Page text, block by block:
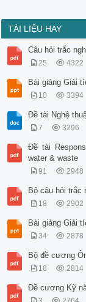
TÀI LIỆU HAY
Câu hỏi trắc
25 4322
Bài giảng Giải
10 3394
Đề tài Nghệ
7 3296
Đề tài
water & waste
91 2948
Bộ câu hỏi trắc
18 2902
Bài giảng Giải
34 2878
Bộ đề cương
18 2814
Đề cương Kỹ